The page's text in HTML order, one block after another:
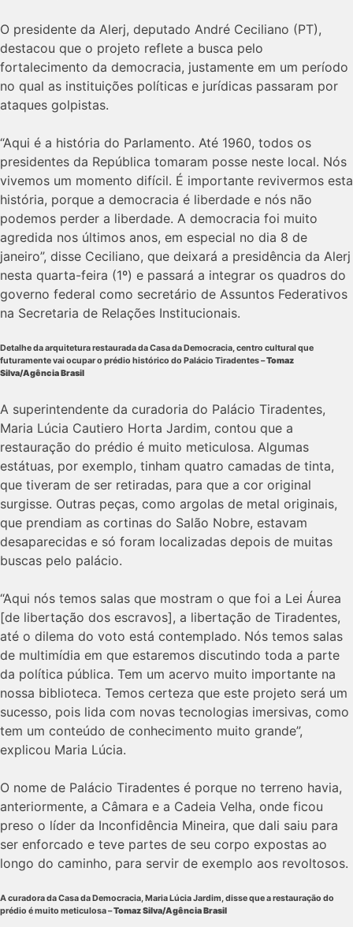
O presidente da Alerj, deputado André Ceciliano (PT),
destacou que o projeto reflete a busca pelo
fortalecimento da democracia, justamente em um período
no qual as instituições políticas e jurídicas passaram por
ataques golpistas.
“Aqui é a história do Parlamento. Até 1960, todos os
presidentes da República tomaram posse neste local. Nós
vivemos um momento difícil. É importante revivermos esta
história, porque a democracia é liberdade e nós não
podemos perder a liberdade. A democracia foi muito
agredida nos últimos anos, em especial no dia 8 de
janeiro”, disse Ceciliano, que deixará a presidência da Alerj
nesta quarta-feira (1º) e passará a integrar os quadros do
governo federal como secretário de Assuntos Federativos
na Secretaria de Relações Institucionais.
Detalhe da arquitetura restaurada da Casa da Democracia, centro cultural que
futuramente vai ocupar o prédio histórico do Palácio Tiradentes –Tomaz
Silva/Agência Brasil
A superintendente da curadoria do Palácio Tiradentes,
Maria Lúcia Cautiero Horta Jardim, contou que a
restauração do prédio é muito meticulosa. Algumas
estátuas, por exemplo, tinham quatro camadas de tinta,
que tiveram de ser retiradas, para que a cor original
surgisse. Outras peças, como argolas de metal originais,
que prendiam as cortinas do Salão Nobre, estavam
desaparecidas e só foram localizadas depois de muitas
buscas pelo palácio.
“Aqui nós temos salas que mostram o que foi a Lei Áurea
[de libertação dos escravos], a libertação de Tiradentes,
até o dilema do voto está contemplado. Nós temos salas
de multimídia em que estaremos discutindo toda a parte
da política pública. Tem um acervo muito importante na
nossa biblioteca. Temos certeza que este projeto será um
sucesso, pois lida com novas tecnologias imersivas, como
tem um conteúdo de conhecimento muito grande”,
explicou Maria Lúcia.
O nome de Palácio Tiradentes é porque no terreno havia,
anteriormente, a Câmara e a Cadeia Velha, onde ficou
preso o líder da Inconfidência Mineira, que dali saiu para
ser enforcado e teve partes de seu corpo expostas ao
longo do caminho, para servir de exemplo aos revoltosos.
A curadora da Casa da Democracia, Maria Lúcia Jardim, disse que a restauração do
prédio é muito meticulosa –Tomaz Silva/Agência Brasil